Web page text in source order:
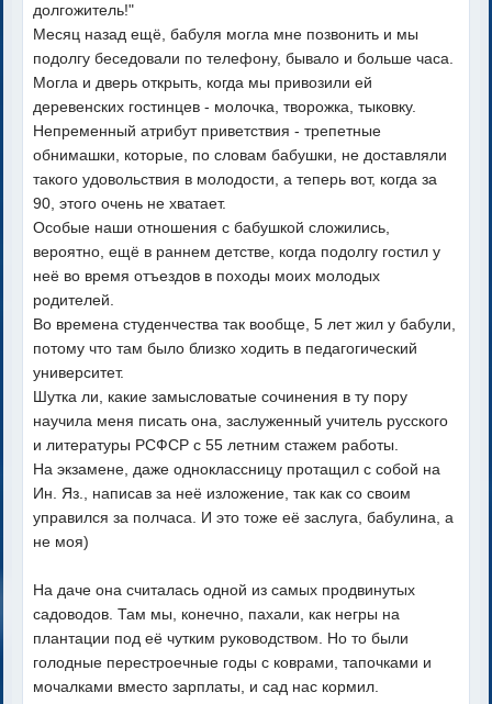
долгожитель!"
Месяц назад ещё, бабуля могла мне позвонить и мы
подолгу беседовали по телефону, бывало и больше часа.
Могла и дверь открыть, когда мы привозили ей
деревенских гостинцев - молочка, творожка, тыковку.
Непременный атрибут приветствия - трепетные
обнимашки, которые, по словам бабушки, не доставляли
такого удовольствия в молодости, а теперь вот, когда за
90, этого очень не хватает.
Особые наши отношения с бабушкой сложились,
вероятно, ещё в раннем детстве, когда подолгу гостил у
неё во время отъездов в походы моих молодых
родителей.
Во времена студенчества так вообще, 5 лет жил у бабули,
потому что там было близко ходить в педагогический
университет.
Шутка ли, какие замысловатые сочинения в ту пору
научила меня писать она, заслуженный учитель русского
и литературы РСФСР с 55 летним стажем работы.
На экзамене, даже одноклассницу протащил с собой на
Ин. Яз., написав за неё изложение, так как со своим
управился за полчаса. И это тоже её заслуга, бабулина, а
не моя)
На даче она считалась одной из самых продвинутых
садоводов. Там мы, конечно, пахали, как негры на
плантации под её чутким руководством. Но то были
голодные перестроечные годы с коврами, тапочками и
мочалками вместо зарплаты, и сад нас кормил.